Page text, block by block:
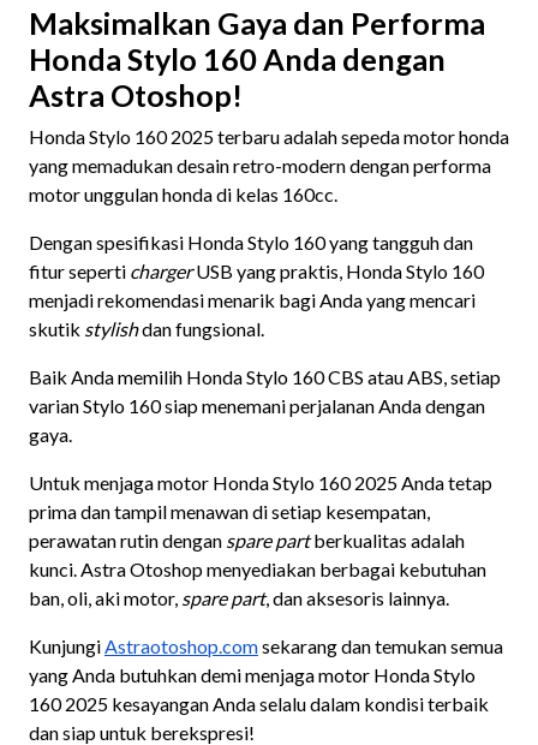
Maksimalkan Gaya dan Performa
Honda Stylo 160 Anda dengan
Astra Otoshop!
Honda Stylo 160 2025 terbaru adalah sepeda motor honda
yang memadukan desain retro-modern dengan performa
motor unggulan honda di kelas 160cc.
Dengan spesifikasi Honda Stylo 160 yang tangguh dan
fitur seperti chargerUSB yang praktis, Honda Stylo 160
menjadi rekomendasi menarik bagi Anda yang mencari
skutik stylishdan fungsional.
Baik Anda memilih Honda Stylo 160 CBS atau ABS, setiap
varian Stylo 160 siap menemani perjalanan Anda dengan
gaya.
Untuk menjaga motor Honda Stylo 160 2025 Anda tetap
prima dan tampil menawan di setiap kesempatan,
perawatan rutin dengan spare partberkualitas adalah
kunci. Astra Otoshop menyediakan berbagai kebutuhan
ban, oli, aki motor, spare part, dan aksesoris lainnya.
Kunjungi Astraotoshop.comsekarang dan temukan semua
yang Anda butuhkan demi menjaga motor Honda Stylo
160 2025 kesayangan Anda selalu dalam kondisi terbaik
dan siap untuk berekspresi!